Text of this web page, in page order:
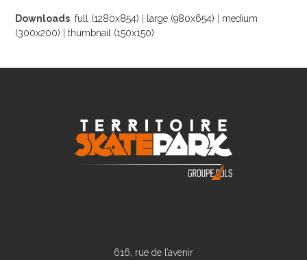
Downloads:full (1280x854) large (980x654)
medium
(300x200) |thumbnail (150x150)
616, rue de l’avenir